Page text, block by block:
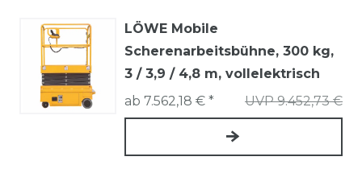
LÖWE Mobile
Scherenarbeitsbühne, 300 kg,
3 / 3,9 / 4,8 m, vollelektrisch
UVP 9.452,73 €
ab 7.562,18 € *